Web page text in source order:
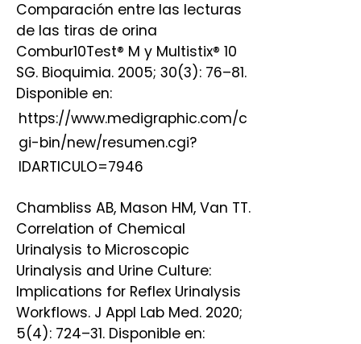
Comparación entre las lecturas
de las tiras de orina
Combur10Test® M y Multistix® 10
SG. Bioquimia. 2005; 30(3): 76–81.
Disponible en:
https://www.medigraphic.com/c
gi-bin/new/resumen.cgi?
IDARTICULO=7946
Chambliss AB, Mason HM, Van TT.
Correlation of Chemical
Urinalysis to Microscopic
Urinalysis and Urine Culture:
Implications for Reflex Urinalysis
Workflows. J Appl Lab Med. 2020;
5(4): 724–31. Disponible en: